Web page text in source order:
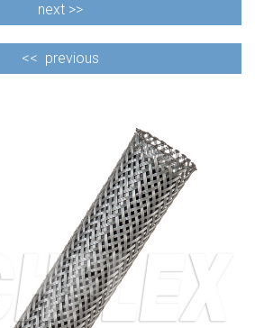
next >>
<< previous